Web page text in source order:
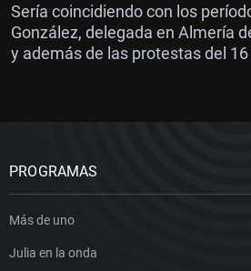
Sería coincidiendo con los
González, delegada en Almería
y además de las protestas del
PROGRAMAS
Más de uno
Julia en la onda